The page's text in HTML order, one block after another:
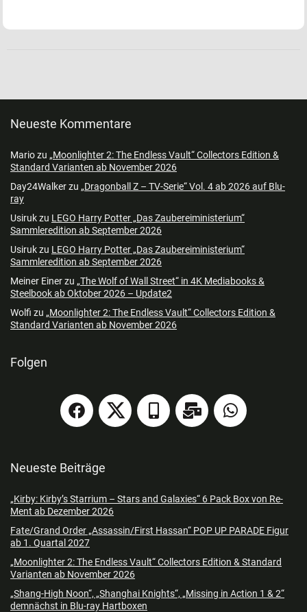
Neueste Kommentare
Mariozu „Moonlighter 2: The Endless Vault“ Collectors Edition &
Standard Varianten ab November 2026
Day24Walkerzu „Dragonball Z – TV-Serie“ Vol. 4 ab 2026 auf Blu-
ray
Usirukzu LEGO Harry Potter „Das Zaubereiministerium“
Sammleredition ab September 2026
Usirukzu LEGO Harry Potter „Das Zaubereiministerium“
Sammleredition ab September 2026
Meiner Einerzu „The Wolf of Wall Street“ in 4K Mediabooks &
Steelbook ab Oktober 2026 – Update2
Wolfi zu „Moonlighter 2: The Endless Vault“ Collectors Edition &
Standard Varianten ab November 2026
Folgen
Neueste Beiträge
„Kirby: Kirby’s Starrium – Stars and Galaxies“ 6 Pack Box von Re-
Ment ab Dezember 2026
Fate/Grand Order „Assassin/First Hassan“ POP UP PARADE Figur
ab 1. Quartal 2027
„Moonlighter 2: The Endless Vault“ Collectors Edition & Standard
Varianten ab November 2026
„Shang-High Noon“, „Shanghai Knights“, „Missing in Action 1 & 2“
demnächst in Blu-ray Hartboxen